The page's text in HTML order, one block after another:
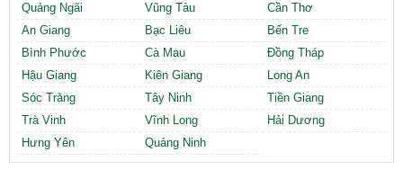
Quảng Ngãi
Vũng Tàu
Cần Thơ
An Giang
Bạc Liêu
Bến Tre
Bình Phước
Cà Mau
Đồng Tháp
Hậu Giang
Kiên Giang
Long An
Sóc Trăng
Tây Ninh
Tiền Giang
Trà Vinh
Vĩnh Long
Hải Dương
Hưng Yên
Quảng Ninh